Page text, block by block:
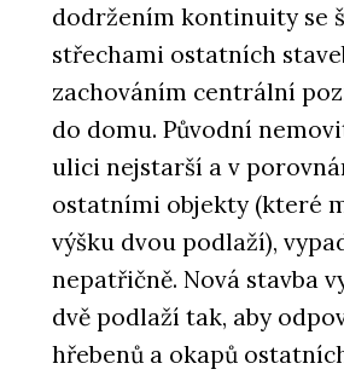
dodržením kontinuity se
střechami ostatních
zachováním centrální
do domu. Původní
ulici nejstarší a v
ostatními objekty (které
výšku dvou podlaží),
nepatřičně. Nová stavba
dvě podlaží tak, aby
hřebenů a okapů